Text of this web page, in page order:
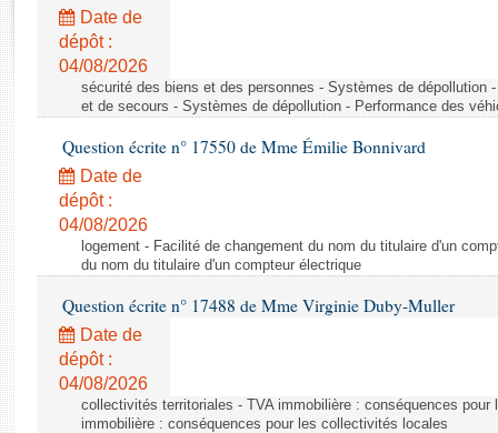
Rapports législatifs
Rapports sur l'application des lois
Baromètre de l’application des lois
Dossiers législatifs
Budget et sécurité sociale
Questions écrites et orales
Comptes rendus des débats
Date de
dépôt :
04/08/2026
sécurité des biens et des personnes - Systèmes de dépollution
et de secours - Systèmes de dépollution - Performance des
Question écrite n° 17550 de Mme Émilie Bonnivard
Date de
dépôt :
04/08/2026
logement - Facilité de changement du nom du titulaire d'un
du nom du titulaire d'un compteur électrique
Question écrite n° 17488 de Mme Virginie Duby-Muller
Date de
dépôt :
04/08/2026
collectivités territoriales - TVA immobilière : conséquences
immobilière : conséquences pour les collectivités locales